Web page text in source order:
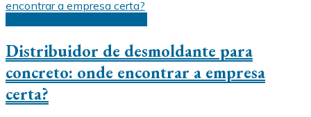
Distribuidor de desmoldante para
concreto: onde encontrar a empresa
certa?